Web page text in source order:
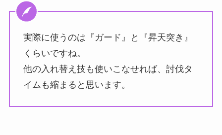
実際に使うのは『ガード』と『昇天突き』
くらいですね。
他の入れ替え技も使いこなせれば、討伐タ
イムも縮まると思います。